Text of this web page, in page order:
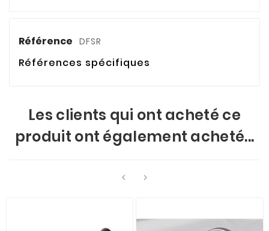
Référence DFSR
Références spécifiques
Les clients qui ont acheté ce
produit ont également acheté...
 